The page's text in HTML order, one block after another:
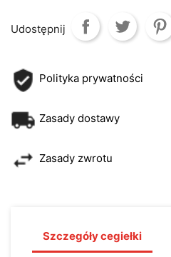
Udostępnij
Polityka prywatności
Zasady dostawy
Zasady zwrotu
Szczegóły cegiełki